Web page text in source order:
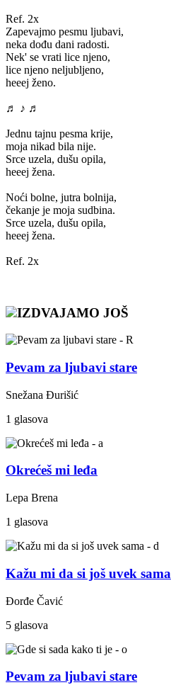
Ref. 2x
Zapevajmo pesmu ljubavi,
neka dođu dani radosti.
Nek' se vrati lice njeno,
lice njeno neljubljeno,
heeej ženo.
♬ ♪ ♬
Jednu tajnu pesma krije,
moja nikad bila nije.
Srce uzela, dušu opila,
heeej žena.
Noći bolne, jutra bolnija,
čekanje je moja sudbina.
Srce uzela, dušu opila,
heeej žena.
Ref. 2x
IZDVAJAMO JOŠ
Pevam za ljubavi stare
Snežana Đurišić
1 glasova
Okrećeš mi leđa
Lepa Brena
1 glasova
Kažu mi da si još uvek sama
Đorđe Čavić
5 glasova
Pevam za ljubavi stare